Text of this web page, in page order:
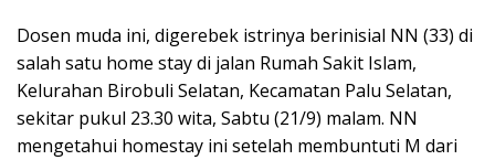
Dosen muda ini, digerebek istrinya berinisial NN (33) di
salah satu home stay di jalan Rumah Sakit Islam,
Kelurahan Birobuli Selatan, Kecamatan Palu Selatan,
sekitar pukul 23.30 wita, Sabtu (21/9) malam. NN
mengetahui homestay ini setelah membuntuti M dari